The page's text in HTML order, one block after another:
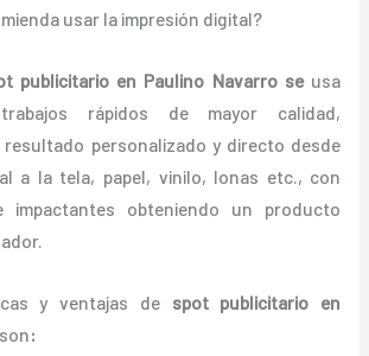
usar la impresión digital?
publicitario en Paulino Navarro seusa
rápidos de mayor calidad,
personalizado y directo desde
a la tela, papel, vinilo, lonas etc., con
impactantes obteniendo un producto
y ventajas de spot publicitario en
son: